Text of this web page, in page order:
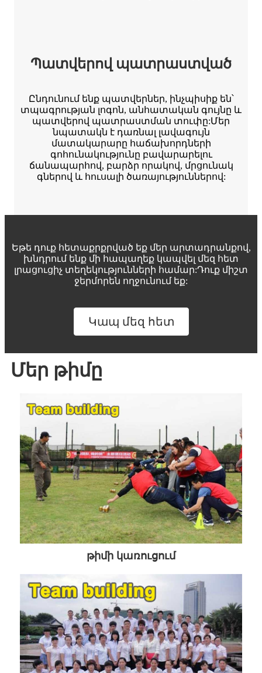
Պատվերով պատրաստված
Ընդունում ենք պատվերներ, ինչպիսիք են՝
տպագրության լոգոն, անհատական ​​գույնը և
պատվերով պատրաստման տուփը:Մեր
նպատակն է դառնալ լավագույն
մատակարարը հաճախորդների
գոհունակությունը բավարարելու
ճանապարհով, բարձր որակով, մրցունակ
գներով և հուսալի ծառայություններով:
Եթե ​​դուք հետաքրքրված եք մեր արտադրանքով,
խնդրում ենք մի հապաղեք կապվել մեզ հետ
լրացուցիչ տեղեկությունների համար:Դուք միշտ
ջերմորեն ողջունում եք:
Կապ մեզ հետ
Մեր թիմը
թիմի կառուցում